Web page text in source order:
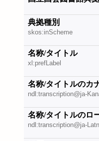
典拠種別
skos:inScheme
名称/タイトル
xl:prefLabel
名称/タイトルのカ
ndl:transcription@ja-
名称/タイトルのロ
ndl:transcription@ja-Latn